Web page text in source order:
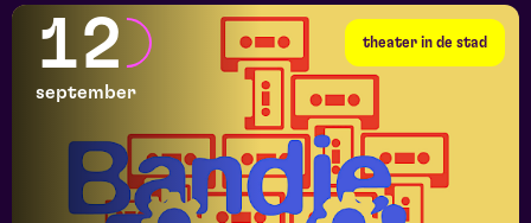
theater in de stad
12
september